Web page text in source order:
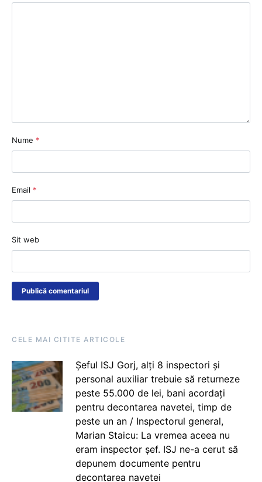
Nume *
Email *
Sit web
CELE MAI CITITE ARTICOLE
Șeful ISJ Gorj, alți 8 inspectori și
personal auxiliar trebuie să returneze
peste 55.000 de lei, bani acordați
pentru decontarea navetei, timp de
peste un an / Inspectorul general,
Marian Staicu: La vremea aceea nu
eram inspector șef. ISJ ne-a cerut să
depunem documente pentru
decontarea navetei